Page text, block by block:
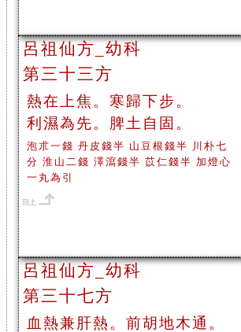
呂祖仙方_幼科
第三十三方
熱在上焦。寒歸下步。
利濕為先。脾土自固。
泡朮一錢 丹皮錢半 山豆根錢半 川朴七
分 淮山二錢 澤瀉錢半 苡仁錢半 加燈心
一丸為引
呂祖仙方_幼科
第三十七方
血熱兼肝熱。前胡地木通。